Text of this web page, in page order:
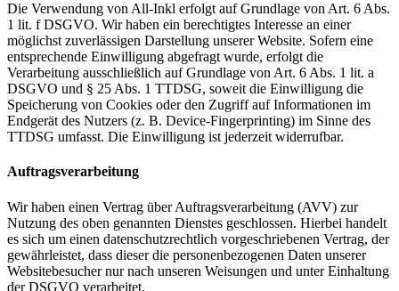
Die Verwendung von All-Inkl erfolgt auf Grundlage von Art. 6 Abs.
1 lit. f DSGVO. Wir haben ein berechtigtes Interesse an einer
möglichst zuverlässigen Darstellung unserer Website. Sofern eine
entsprechende Einwilligung abgefragt wurde, erfolgt die
Verarbeitung ausschließlich auf Grundlage von Art. 6 Abs. 1 lit. a
DSGVO und § 25 Abs. 1 TTDSG, soweit die Einwilligung die
Speicherung von Cookies oder den Zugriff auf Informationen im
Endgerät des Nutzers (z. B. Device-Fingerprinting) im Sinne des
TTDSG umfasst. Die Einwilligung ist jederzeit widerrufbar.
Auftragsverarbeitung
Wir haben einen Vertrag über Auftragsverarbeitung (AVV) zur
Nutzung des oben genannten Dienstes geschlossen. Hierbei handelt
es sich um einen datenschutzrechtlich vorgeschriebenen Vertrag, der
gewährleistet, dass dieser die personenbezogenen Daten unserer
Websitebesucher nur nach unseren Weisungen und unter Einhaltung
der DSGVO verarbeitet.